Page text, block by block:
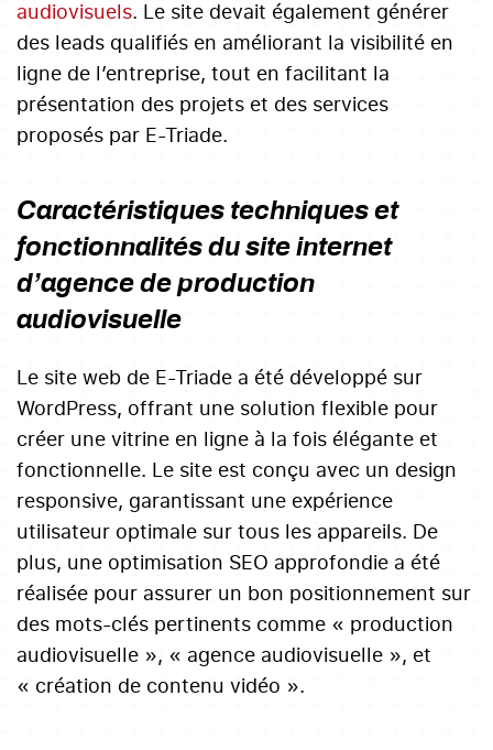
audiovisuels. Le site devait également générer
des leads qualifiés en améliorant la visibilité en
ligne de l’entreprise, tout en facilitant la
présentation des projets et des services
proposés par E-Triade.
Caractéristiques techniques et
fonctionnalités du site internet
d’agence de production
audiovisuelle
Le site web de E-Triade a été développé sur
WordPress, offrant une solution flexible pour
créer une vitrine en ligne à la fois élégante et
fonctionnelle. Le site est conçu avec un design
responsive, garantissant une expérience
utilisateur optimale sur tous les appareils. De
plus, une optimisation SEO approfondie a été
réalisée pour assurer un bon positionnement sur
des mots-clés pertinents comme « production
audiovisuelle », « agence audiovisuelle », et
« création de contenu vidéo ».